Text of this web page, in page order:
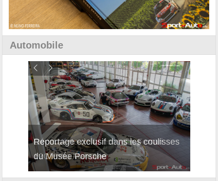
Automobile
Reportage exclusif dans les coulisses
du Musée Porsche
Découverte de la nouvelle Ferrari
12Cilindri Manuale